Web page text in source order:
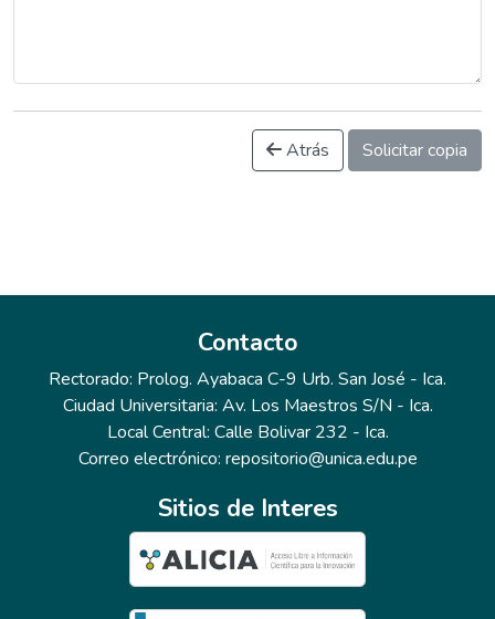
Atrás Solicitar copia
Contacto
Rectorado: Prolog. Ayabaca C-9 Urb. San José - Ica.
Ciudad Universitaria: Av. Los Maestros S/N - Ica.
Local Central: Calle Bolivar 232 - Ica.
Correo electrónico: repositorio@unica.edu.pe
Sitios de Interes